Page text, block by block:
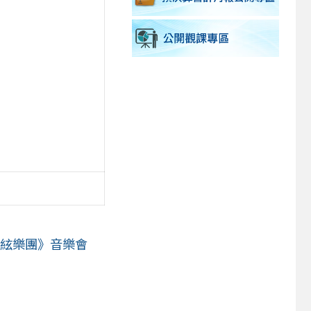
樂團》音樂會